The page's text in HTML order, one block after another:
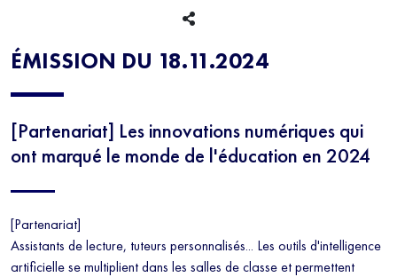
ÉMISSION DU 18.11.2024
[Partenariat] Les innovations numériques qui
ont marqué le monde de l'éducation en 2024
[Partenariat]
Assistants de lecture, tuteurs personnalisés... Les outils d'intelligence
artificielle se multiplient dans les salles de classe et permettent